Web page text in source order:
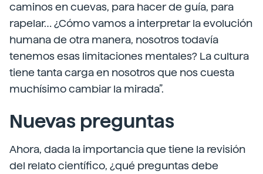
caminos en cuevas, para hacer de guía, para
rapelar… ¿Cómo vamos a interpretar la evolución
humana de otra manera, nosotros todavía
tenemos esas limitaciones mentales? La cultura
tiene tanta carga en nosotros que nos cuesta
muchísimo cambiar la mirada”.
Nuevas preguntas
Ahora, dada la importancia que tiene la revisión
del relato científico, ¿qué preguntas debe